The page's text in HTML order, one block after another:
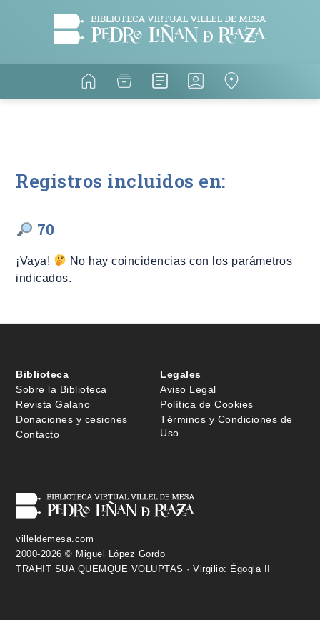
Registros incluidos en:
70
¡Vaya!
No hay coincidencias con los parámetros
indicados.
Biblioteca
Sobre la Biblioteca
Revista Galano
Donaciones y cesiones
Contacto
Legales
Aviso Legal
Política de Cookies
Términos y Condiciones de
Uso
villeldemesa.com
2000-2026 © Miguel López Gordo
TRAHIT SUA QUEMQUE VOLUPTAS · Virgilio: Égogla II